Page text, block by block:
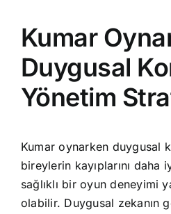
Kumar
Duygusal
Yönetim
Kumar oynarken duygusal
bireylerin kayıplarını daha
sağlıklı bir oyun deneyimi
olabilir. Duygusal zekanın